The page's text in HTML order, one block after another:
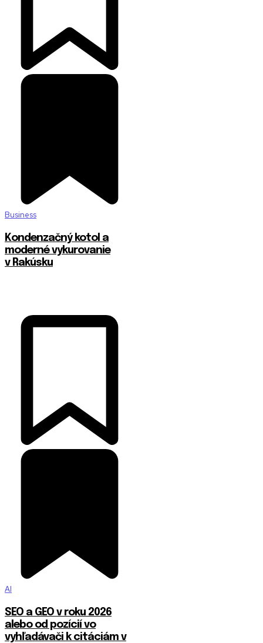
Business
Kondenzačný kotol a
moderné vykurovanie
v Rakúsku
AI
SEO a GEO v roku 2026
alebo od pozícií vo
vyhľadávači k citáciám v